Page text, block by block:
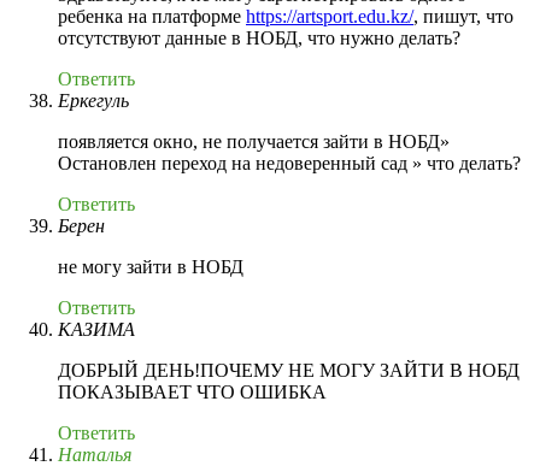
ребенка на платформе https://artsport.edu.kz/, пишут, что
отсутствуют данные в НОБД, что нужно делать?
Ответить
Еркегуль
появляется окно, не получается зайти в НОБД»
Остановлен переход на недоверенный сад » что делать?
Ответить
Берен
не могу зайти в НОБД
Ответить
КАЗИМА
ДОБРЫЙ ДЕНЬ!ПОЧЕМУ НЕ МОГУ ЗАЙТИ В НОБД
ПОКАЗЫВАЕТ ЧТО ОШИБКА
Ответить
Наталья